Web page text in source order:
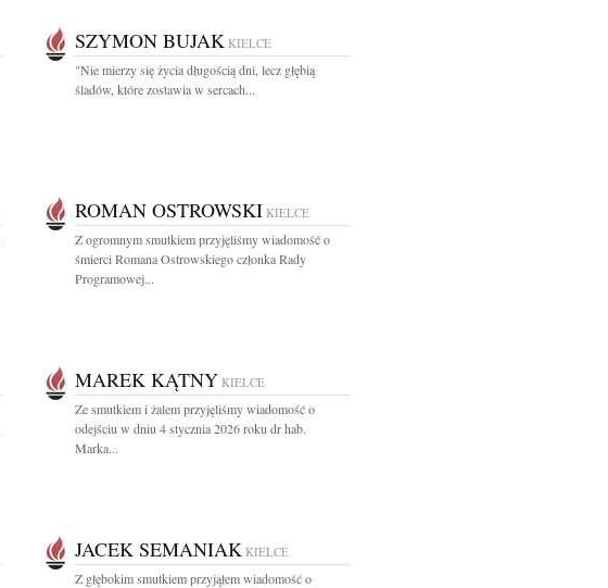
SZYMON BUJAK KIELCE
"Nie mierzy się życia długością dni, lecz głębią
śladów, które zostawia w sercach...
ROMAN OSTROWSKI KIELCE
Z ogromnym smutkiem przyjęliśmy wiadomość o
śmierci Romana Ostrowskiego członka Rady
Programowej...
MAREK KĄTNY KIELCE
Ze smutkiem i żalem przyjęliśmy wiadomość o
odejściu w dniu 4 stycznia 2026 roku dr hab.
Marka...
JACEK SEMANIAK KIELCE
Z głębokim smutkiem przyjąłem wiadomość o